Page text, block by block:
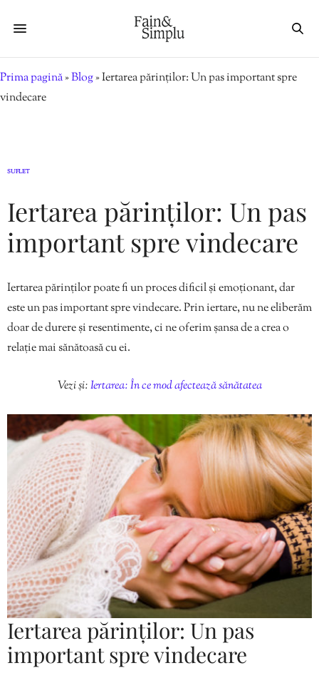
Prima pagină»Blog»Iertarea părinților: Un pas important spre
vindecare
SUFLET
Iertarea părinților: Un pas
important spre vindecare
Iertarea părinților poate fi un proces dificil și emoționant, dar
este un pas important spre vindecare. Prin iertare, nu ne eliberăm
doar de durere și resentimente, ci ne oferim șansa de a crea o
relație mai sănătoasă cu ei.
Vezi și:Iertarea: În ce mod afectează sănătatea
Iertarea părinților: Un pas
important spre vindecare